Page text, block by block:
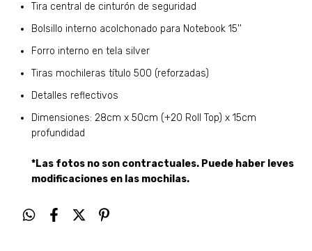
Tira central de cinturón de seguridad
Bolsillo interno acolchonado para Notebook 15''
Forro interno en tela silver
Tiras mochileras título 500 (reforzadas)
Detalles reflectivos
Dimensiones: 28cm x 50cm (+20 Roll Top) x 15cm
profundidad
*Las fotos no son contractuales. Puede haber leves
modificaciones en las mochilas.